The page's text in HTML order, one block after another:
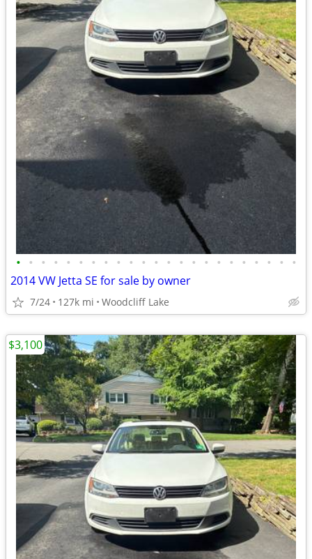
• • • • • • • • • • • • • • • • • • • • • • •
2014 VW Jetta SE for sale by owner
7/24 127k mi Woodcliff Lake
$3,100